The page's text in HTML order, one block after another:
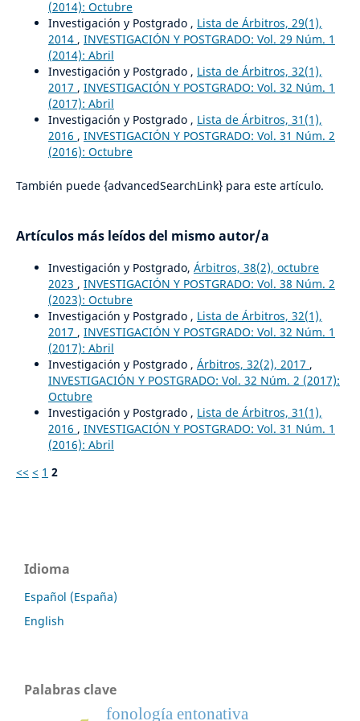
(2014): Octubre
Investigación y Postgrado , Lista de Árbitros, 29(1),
2014 , INVESTIGACIÓN Y POSTGRADO: Vol. 29 Núm. 1
(2014): Abril
Investigación y Postgrado , Lista de Árbitros, 32(1),
2017 , INVESTIGACIÓN Y POSTGRADO: Vol. 32 Núm. 1
(2017): Abril
Investigación y Postgrado , Lista de Árbitros, 31(1),
2016 , INVESTIGACIÓN Y POSTGRADO: Vol. 31 Núm. 2
(2016): Octubre
También puede {advancedSearchLink} para este artículo.
Artículos más leídos del mismo autor/a
Investigación y Postgrado, Árbitros, 38(2), octubre
2023 , INVESTIGACIÓN Y POSTGRADO: Vol. 38 Núm. 2
(2023): Octubre
Investigación y Postgrado , Lista de Árbitros, 32(1),
2017 , INVESTIGACIÓN Y POSTGRADO: Vol. 32 Núm. 1
(2017): Abril
Investigación y Postgrado , Árbitros, 32(2), 2017 ,
INVESTIGACIÓN Y POSTGRADO: Vol. 32 Núm. 2 (2017):
Octubre
Investigación y Postgrado , Lista de Árbitros, 31(1),
2016 , INVESTIGACIÓN Y POSTGRADO: Vol. 31 Núm. 1
(2016): Abril
<< < 1 2
Idioma
Español (España)
English
Palabras clave
fonología entonativa